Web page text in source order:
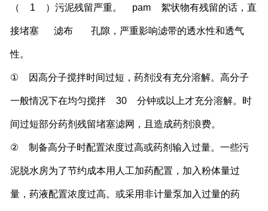
（ 1 ）污泥残留严重。 pam 絮状物有残留的话，直
接堵塞 滤布 孔隙，严重影响滤带的透水性和透气
性。
① 因高分子搅拌时间过短，药剂没有充分溶解。高分子
一般情况下在均匀搅拌 30 分钟或以上才充分溶解。时
间过短部分药剂残留堵塞滤网，且造成药剂浪费。
② 制备高分子时配置浓度过高或药剂输入过量。一些污
泥脱水房为了节约成本用人工加药配置，加入粉体量过
量，药液配置浓度过高。或采用非计量泵加入过量的药